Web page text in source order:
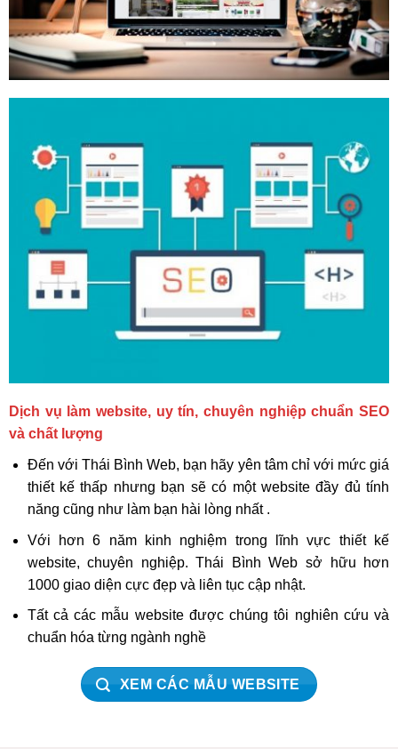
Dịch vụ làm website, uy tín, chuyên nghiệp chuẩn SEO
và chất lượng
Đến với Thái Bình Web, bạn hãy yên tâm chỉ với mức giá
thiết kế thấp nhưng bạn sẽ có một website đầy đủ tính
năng cũng như làm bạn hài lòng nhất .
Với hơn 6 năm kinh nghiệm trong lĩnh vực thiết kế
website, chuyên nghiệp. Thái Bình Web sở hữu hơn
1000 giao diện cực đẹp và liên tục cập nhật.
Tất cả các mẫu website được chúng tôi nghiên cứu và
chuẩn hóa từng ngành nghề
XEM CÁC MẪU WEBSITE